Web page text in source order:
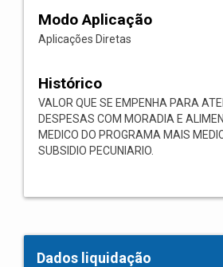
Modo Aplicação
Aplicações Diretas
Histórico
VALOR QUE SE EMPENHA PARA
DESPESAS COM MORADIA E
MEDICO DO PROGRAMA MAIS
SUBSIDIO PECUNIARIO.
Dados liquidação